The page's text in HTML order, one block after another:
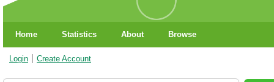
Home Statistics About Browse
Login Create Account